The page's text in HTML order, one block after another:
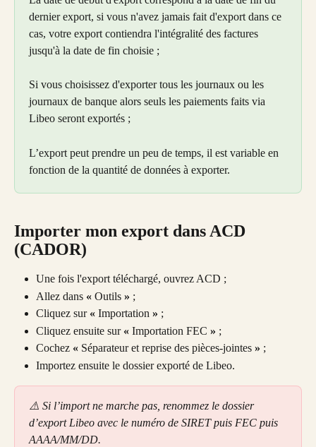
dernier export, si vous n'avez jamais fait d'export dans ce
cas, votre export contiendra l'intégralité des factures
jusqu'à la date de fin choisie ;
Si vous choisissez d'exporter tous les journaux ou les
journaux de banque alors seuls les paiements faits via
Libeo seront exportés ;
L’export peut prendre un peu de temps, il est variable en
fonction de la quantité de données à exporter.
Importer mon export dans ACD
(CADOR)
Une fois l'export téléchargé, ouvrez ACD ;
Allez dans « Outils » ;
Cliquez sur « Importation » ;
Cliquez ensuite sur « Importation FEC » ;
Cochez « Séparateur et reprise des pièces-jointes » ;
Importez ensuite le dossier exporté de Libeo.
⚠️ Si l’import ne marche pas, renommez le dossier
d’export Libeo avec le numéro de SIRET puis FEC puis
AAAA/MM/DD.